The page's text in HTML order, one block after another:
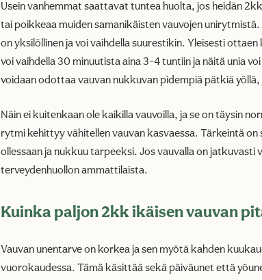
Usein vanhemmat saattavat tuntea huolta, jos heidän
tai poikkeaa muiden samanikäisten vauvojen
on yksilöllinen ja voi vaihdella suurestikin. Yleisesti
voi vaihdella 30 minuutista aina 3-4 tuntiin ja näitä unia
voidaan odottaa vauvan nukkuvan pidempiä pätkiä
Näin ei kuitenkaan ole kaikilla vauvoilla, ja se on täysin
rytmi kehittyy vähitellen vauvan kasvaessa. Tärkeintä
ollessaan ja nukkuu tarpeeksi. Jos vauvalla on jatkuvasti
terveydenhuollon ammattilaista.
Kuinka paljon 2kk ikäisen vauvan
Vauvan unentarve on korkea ja sen myötä kahden
vuorokaudessa. Tämä käsittää sekä päiväunet että